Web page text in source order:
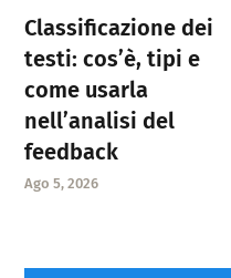
Classificazione dei
testi: cos’è, tipi e
come usarla
nell’analisi del
feedback
Ago 5, 2026